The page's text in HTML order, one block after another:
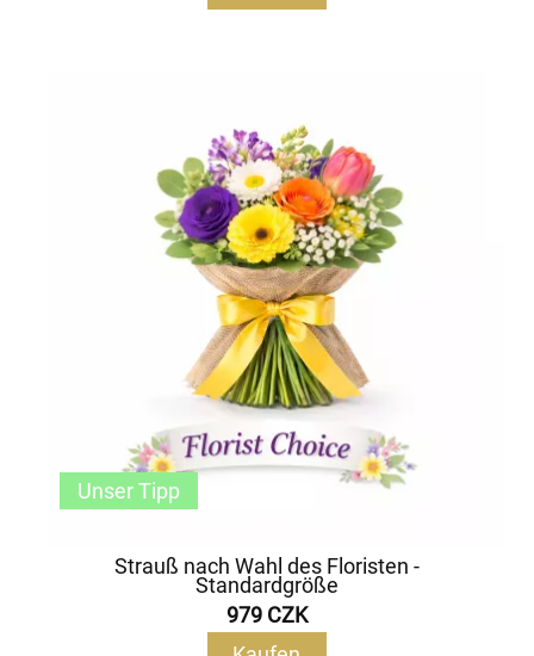
Strauß nach Wahl des Floristen -
Standardgröße
979 CZK
Unser Tipp